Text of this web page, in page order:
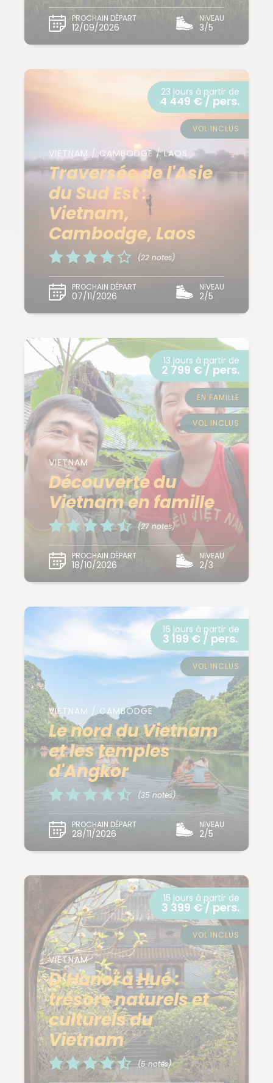
PROCHAIN DÉPART
12/09/2026
NIVEAU
3/5
VIETNAM / CAMBODGE / LAOS
Traversée de l'Asie
du Sud Est :
Vietnam,
Cambodge, Laos
(22 notes)
PROCHAIN DÉPART
07/11/2026
NIVEAU
2/5
23 jours à partir de
4 449 € / pers.
VOL INCLUS
VIETNAM
Découverte du
Vietnam en famille
(27 notes)
PROCHAIN DÉPART
18/10/2026
NIVEAU
2/3
13 jours à partir de
2 799 € / pers.
EN FAMILLE
VOL INCLUS
VIETNAM / CAMBODGE
Le nord du Vietnam
et les temples
d'Angkor
(35 notes)
PROCHAIN DÉPART
28/11/2026
NIVEAU
2/5
16 jours à partir de
3 199 € / pers.
VOL INCLUS
VIETNAM
D’Hanoï à Hué :
trésors naturels et
culturels du
Vietnam
(5 notes)
15 jours à partir de
3 399 € / pers.
VOL INCLUS